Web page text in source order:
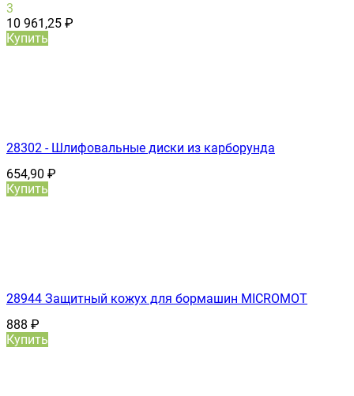
3
10 961,25 ₽
Купить
28302 - Шлифовальные диски из карборунда
654,90 ₽
Купить
28944 Защитный кожух для бормашин MICROMOT
888 ₽
Купить